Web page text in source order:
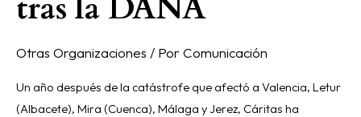
tras la DANA
Otras Organizaciones / Por Comunicación
Un año después de la catástrofe que afectó a Valencia, Letur
(Albacete), Mira (Cuenca), Málaga y Jerez, Cáritas ha